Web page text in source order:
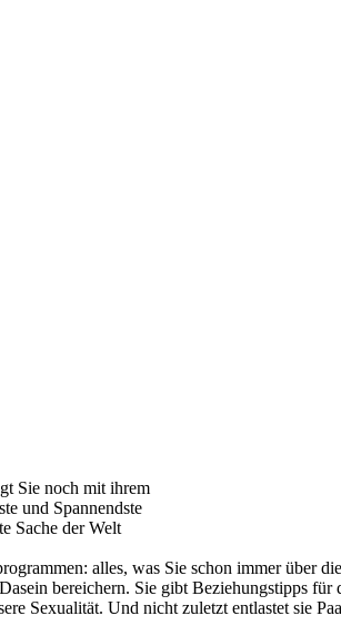
Sie noch mit ihrem
und Spannendste
Sache der Welt
alles, was Sie schon immer über
bereichern. Sie gibt Beziehungstipps
Sexualität. Und nicht zuletzt entlastet sie